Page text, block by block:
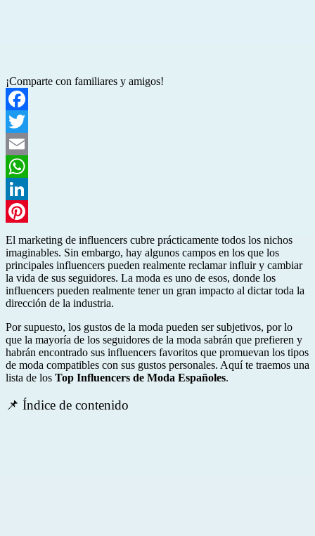
¡Comparte con familiares y amigos!
Facebook
Twitter
Email
WhatsApp
LinkedIn
Pinterest
El marketing de influencers cubre prácticamente todos los nichos
imaginables. Sin embargo, hay algunos campos en los que los
principales influencers pueden realmente reclamar influir y cambiar
la vida de sus seguidores. La moda es uno de esos, donde los
influencers pueden realmente tener un gran impacto al dictar toda la
dirección de la industria.
Por supuesto, los gustos de la moda pueden ser subjetivos, por lo
que la mayoría de los seguidores de la moda sabrán que prefieren y
habrán encontrado sus influencers favoritos que promuevan los tipos
de moda compatibles con sus gustos personales. Aquí te traemos una
lista de los Top Influencers de Moda Españoles.
📌 Índice de contenido